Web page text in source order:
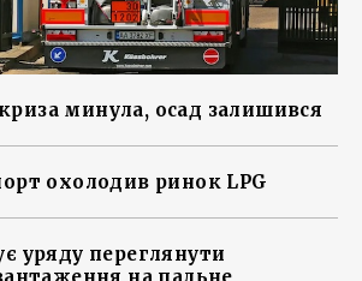
минула, осад залишився
охолодив ринок LPG
уряду переглянути